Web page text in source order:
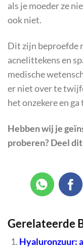
als je moeder ze
ook niet.
Dit zijn beproefde
acnelittekens en
medische
er niet over te
het onzekere en
Hebben wij je
proberen? Deel
Gerelateerde
Hyaluronzuur: